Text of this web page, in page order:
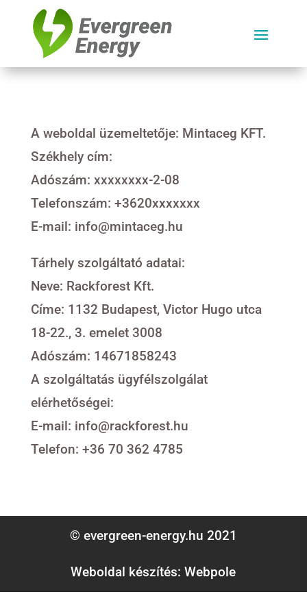
A weboldal üzemeltetője: Mintaceg KFT.
Székhely cím:
Adószám: xxxxxxxx-2-08
Telefonszám: +3620xxxxxxx
E-mail: info@mintaceg.hu
Tárhely szolgáltató adatai:
Neve: Rackforest Kft.
Címe: 1132 Budapest, Victor Hugo utca
18-22., 3. emelet 3008
Adószám: 14671858243
A szolgáltatás ügyfélszolgálat
elérhetőségei:
E-mail: info@rackforest.hu
Telefon: +36 70 362 4785
© evergreen-energy.hu 2021
Weboldal készítés: Webpole